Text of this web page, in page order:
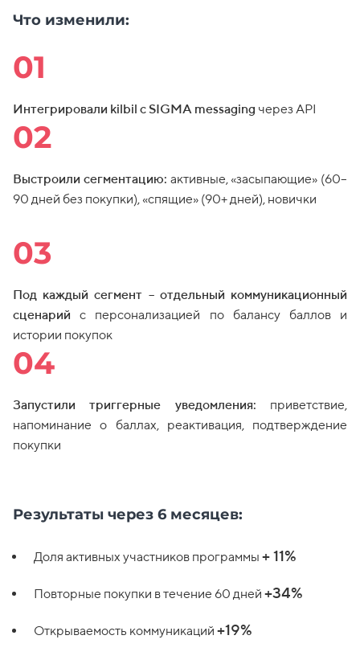
Что изменили:
01
Интегрировали kilbil с SIGMA messaging через API
02
Выстроили сегментацию: активные, «засыпающие» (60–
90 дней без покупки), «спящие» (90+ дней), новички
03
Под каждый сегмент – отдельный коммуникационный
сценарий с персонализацией по балансу баллов и
истории покупок
04
Запустили триггерные уведомления: приветствие,
напоминание о баллах, реактивация, подтверждение
покупки
Результаты через 6 месяцев:
Доля активных участников программы + 11%
Повторные покупки в течение 60 дней +34%
Открываемость коммуникаций +19%